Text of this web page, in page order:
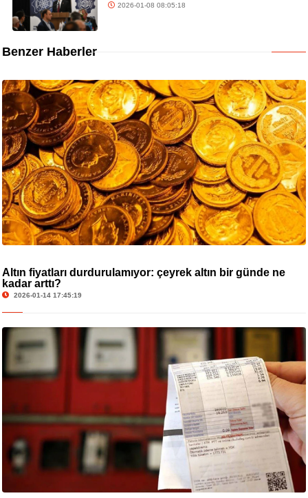
2026-01-08 08:05:18
Benzer Haberler
Altın fiyatları durdurulamıyor: çeyrek altın bir günde ne
kadar arttı?
2026-01-14 17:45:19